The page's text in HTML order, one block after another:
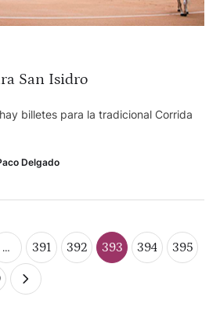
San Isidro
billetes para la tradicional Corrida
Delgado
… 391 392 393 394 395